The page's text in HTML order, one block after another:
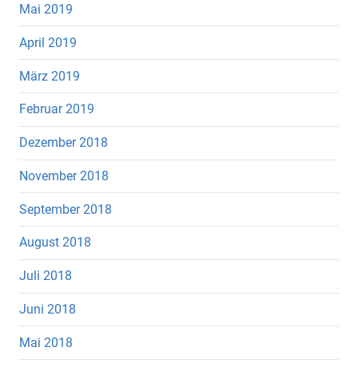
Mai 2019
April 2019
März 2019
Februar 2019
Dezember 2018
November 2018
September 2018
August 2018
Juli 2018
Juni 2018
Mai 2018